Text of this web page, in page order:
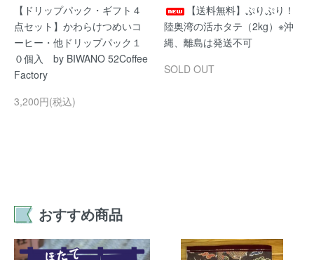
【ドリップパック・ギフト４
点セット】かわらけつめいコ
ーヒー・他ドリップパック１
０個入 by BIWANO 52Coffee
Factory
3,200円(税込)
【送料無料】ぷりぷり！
陸奥湾の活ホタテ（2kg）※沖
縄、離島は発送不可
SOLD OUT
おすすめ商品